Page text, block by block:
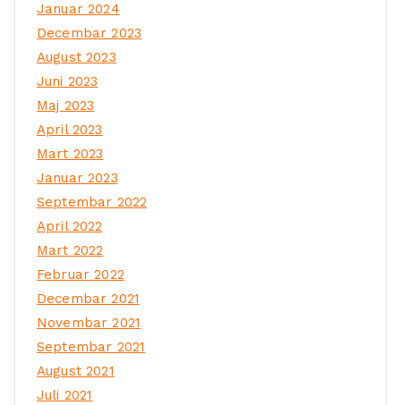
Januar 2024
Decembar 2023
August 2023
Juni 2023
Maj 2023
April 2023
Mart 2023
Januar 2023
Septembar 2022
April 2022
Mart 2022
Februar 2022
Decembar 2021
Novembar 2021
Septembar 2021
August 2021
Juli 2021